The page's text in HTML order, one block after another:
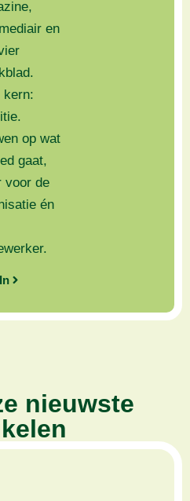
en
kern:
op wat
gaat,
voor de
én
nieuwste